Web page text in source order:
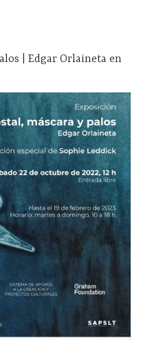
| Edgar Orlaineta en